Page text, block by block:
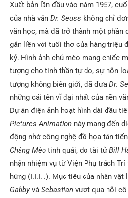
Xuất bản lần đầu vào năm 1957,
của nhà văn Dr. Seuss không chỉ
văn học, mà đã trở thành một phần
gắn liền với tuổi thơ của hàng triệu
kỷ. Hình ảnh chú mèo mang chiếc
tượng cho tinh thần tự do, sự hỗn
tượng không biên giới, đã đưa Dr.
những cái tên vĩ đại nhất của nền
Dự án điện ảnh hoạt hình dài đầu
Pictures Animation này mang đến
động nhờ công nghệ đồ họa tân
Chàng Mèo tinh quái, do tài tửBill
nhận nhiệm vụ từ Viện Phụ trách
hứng (I.I.I.I.). Mục tiêu của nhân vật
Gabbyvà Sebastian vượt qua nỗi